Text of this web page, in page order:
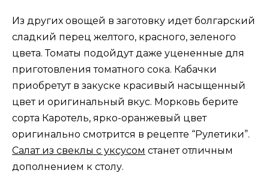
Из других овощей в заготовку идет болгарский
сладкий перец желтого, красного, зеленого
цвета. Томаты подойдут даже уцененные для
приготовления томатного сока. Кабачки
приобретут в закуске красивый насыщенный
цвет и оригинальный вкус. Морковь берите
сорта Каротель, ярко-оранжевый цвет
оригинально смотрится в рецепте “Рулетики”.
Салат из свеклы с уксусом станет отличным
дополнением к столу.